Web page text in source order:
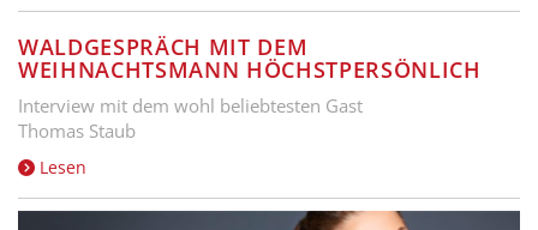
WALDGESPRÄCH MIT DEM
WEIHNACHTSMANN HÖCHSTPERSÖNLICH
Interview mit dem wohl beliebtesten Gast
Thomas Staub
Lesen